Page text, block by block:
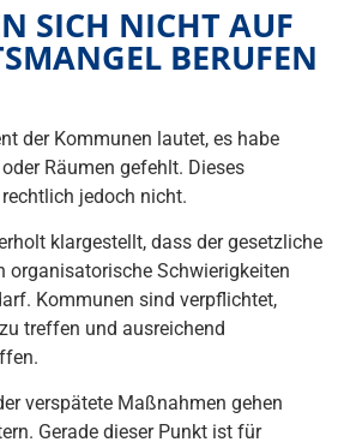
SICH NICHT AUF
BERUFEN
der Kommunen lautet, es habe
Räumen gefehlt. Dieses
jedoch nicht.
klargestellt, dass der gesetzliche
organisatorische Schwierigkeiten
Kommunen sind verpflichtet,
treffen und ausreichend
verspätete Maßnahmen gehen
Gerade dieser Punkt ist für